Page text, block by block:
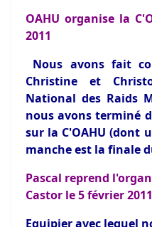
OAHU organise la
2011
Nous avons fait
Christine et
National des Raids
nous avons terminé
sur la C'OAHU (dont
manche est la finale
Pascal reprend
Castor le 5 février 2011
Equipier avec lequel